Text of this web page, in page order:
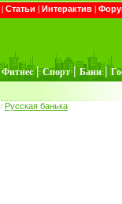
| Статьи | Интерактив |
Фитнес | Спорт | Бани |
/ Русская банька